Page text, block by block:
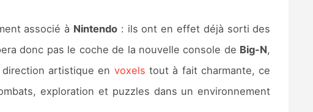
associé à Nintendo : ils ont en effet déjà sorti des
donc pas le coche de la nouvelle console de Big-N,
artistique en voxels tout à fait charmante, ce
exploration et puzzles dans un environnement